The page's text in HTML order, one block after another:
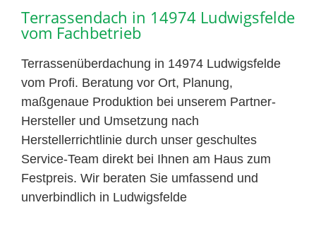
Terrassendach in 14974 Ludwigsfelde
vom Fachbetrieb
Terrassenüberdachung in 14974 Ludwigsfelde
vom Profi. Beratung vor Ort, Planung,
maßgenaue Produktion bei unserem Partner-
Hersteller und Umsetzung nach
Herstellerrichtlinie durch unser geschultes
Service-Team direkt bei Ihnen am Haus zum
Festpreis. Wir beraten Sie umfassend und
unverbindlich in Ludwigsfelde